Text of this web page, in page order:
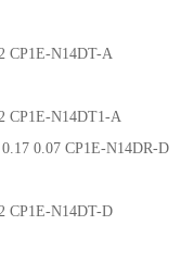
CP1E-N14DT-A
CP1E-N14DT1-A
0.07 CP1E-N14DR-D
CP1E-N14DT-D